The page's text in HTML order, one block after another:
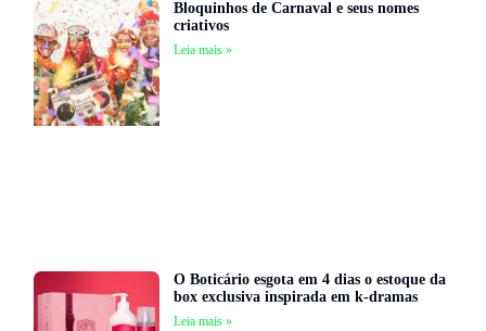
Bloquinhos de Carnaval e seus nomes
criativos
Leia mais »
O Boticário esgota em 4 dias o estoque da
box exclusiva inspirada em k-dramas
Leia mais »